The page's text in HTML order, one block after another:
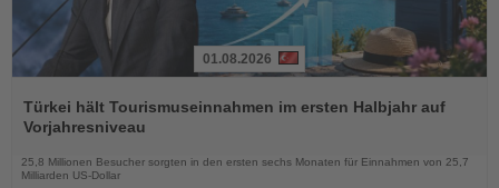
Sie
die
Nachrichten
01.08.2026
Türkei hält Tourismuseinnahmen im ersten Halbjahr auf
Vorjahresniveau
25,8 Millionen Besucher sorgten in den ersten sechs Monaten für Einnahmen von 25,7
Milliarden US-Dollar